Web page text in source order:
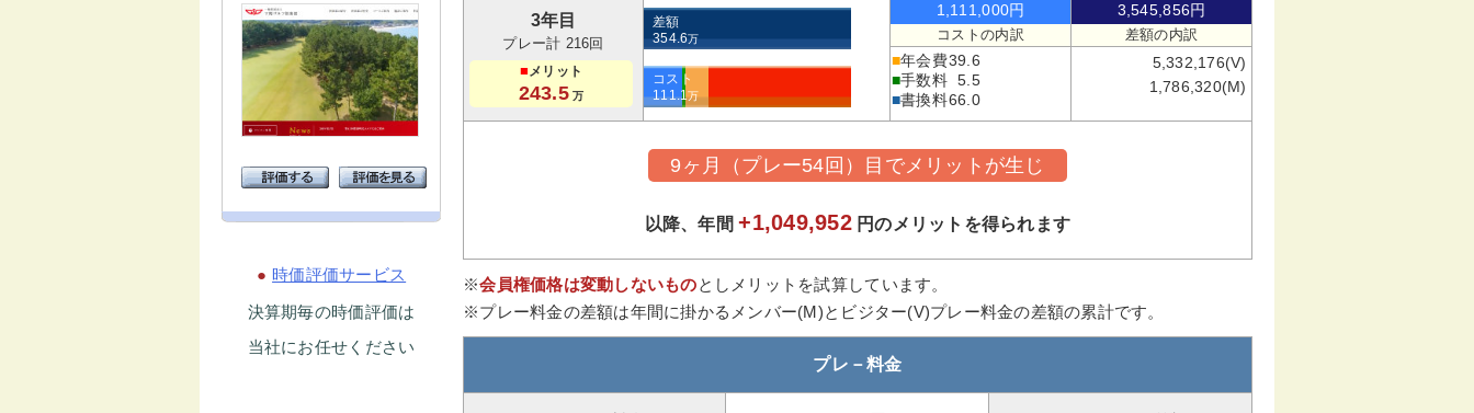
● 時価評価サービス
決算期毎の時価評価は
当社にお任せください
3年目
プレー計 216回
■メリット
243.5万
差額
354.6万
コスト
111.1万
1,111,000円
コストの内訳
■年会費39.6
■手数料 5.5
■書換料66.0
3,545,856円
差額の内訳
5,332,176(V)
1,786,320(M)
9ヶ月（プレー54回）目でメリットが生じ
以降、年間+1,049,952円のメリットを得られます
※会員権価格は変動しないものとしメリットを試算しています。
※プレー料金の差額は年間に掛かるメンバー(M)とビジター(V)プレー料金の差額の累計です。
プレ－料金